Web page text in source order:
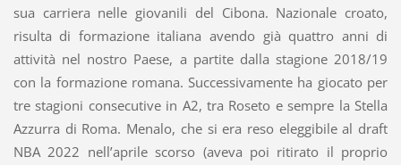
sua carriera nelle giovanili del Cibona. Nazionale croato,
risulta di formazione italiana avendo già quattro anni di
attività nel nostro Paese, a partite dalla stagione 2018/19
con la formazione romana. Successivamente ha giocato per
tre stagioni consecutive in A2, tra Roseto e sempre la Stella
Azzurra di Roma. Menalo, che si era reso eleggibile al draft
NBA 2022 nell’aprile scorso (aveva poi ritirato il proprio